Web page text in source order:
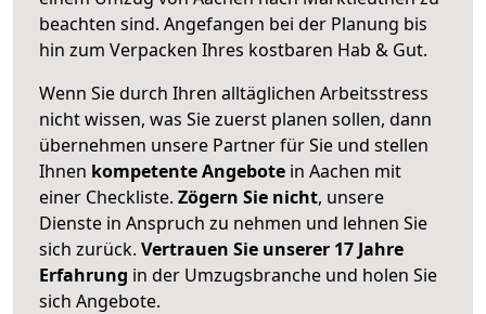
beachten sind. Angefangen bei der Planung bis
hin zum Verpacken Ihres kostbaren Hab & Gut.
Wenn Sie durch Ihren alltäglichen Arbeitsstress
nicht wissen, was Sie zuerst planen sollen, dann
übernehmen unsere Partner für Sie und stellen
Ihnen kompetente Angebote in Aachen mit
einer Checkliste. Zögern Sie nicht, unsere
Dienste in Anspruch zu nehmen und lehnen Sie
sich zurück. Vertrauen Sie unserer 17 Jahre
Erfahrung in der Umzugsbranche und holen Sie
sich Angebote.